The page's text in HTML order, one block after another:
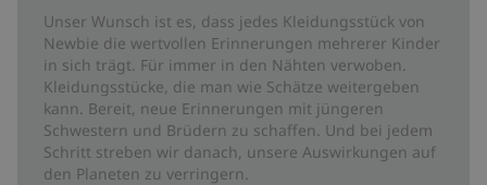
Unser Wunsch ist es, dass jedes Kleidungsstück von
Newbie die wertvollen Erinnerungen mehrerer Kinder
in sich trägt. Für immer in den Nähten verwoben.
Kleidungsstücke, die man wie Schätze weitergeben
kann. Bereit, neue Erinnerungen mit jüngeren
Schwestern und Brüdern zu schaffen. Und bei jedem
Schritt streben wir danach, unsere Auswirkungen auf
den Planeten zu verringern.